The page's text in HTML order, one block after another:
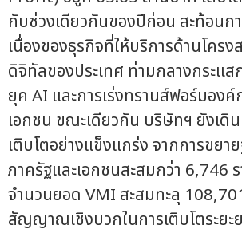
กับช่วงเดียวกันของปีก่อน สะท้อนก
เนื่องของธุรกิจที่ให้บริการด้านโครง
ดิจิทัลของประเทศ ท่ามกลางกระแ
ยุค AI และการเร่งทรานส์ฟอร์มอง
เอกชน ขณะเดียวกัน บริษัทฯ ยังเดิ
เติบโตอย่างแข็งแกร่ง จากการขยา
ภาครัฐและเอกชนสะสมกว่า 6,746
จำนวนยอด VMI สะสมทะลุ
สัญญาณเชิงบวกในการเติบโตระยะ